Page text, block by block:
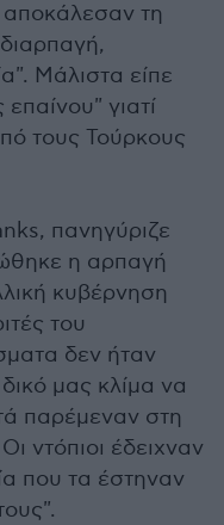
τη
Μάλιστα είπε
γιατί
τους Τούρκους
πανηγύριζε
η αρπαγή
κυβέρνηση
του
δεν ήταν
μας κλίμα να
παρέμεναν στη
ντόπιοι έδειχναν
που τα έστηναν